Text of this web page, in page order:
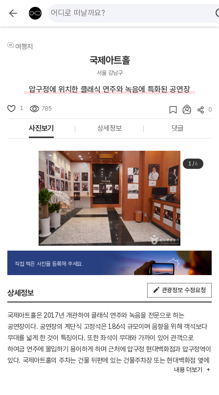
여행지
국제아트홀
서울 강남구
압구정에 위치한 클래식 연주와 녹음에 특화된 공연장
1 785 0
사진보기 상세정보 댓글
1/6
직접 찍은 사진을 등록해 주세요.
상세정보 관광정보 수정요청
국제아트홀은 2017년 개관하여 클래식 연주와 녹음을 전문으로 하는
공연장이다. 공연장의 계단식 고정석은 186석 규모이며 음향을 위해 객석보다
무대를 넓게 한 것이 특징이다. 또한 좌석이 무대와 가까이 있어 관객으로
하여금 연주에 몰입하기 용이하게 하며 근처에 압구정 현대백화점과 압구정역이
있다. 국제아트홀의 주차는 건물 뒤편에 있는 건물주차장 또는 현대백화점 옆에
위치한 압구정 공영주차장에서 할 수 있다. 국제아트홀은 압구정역 5번 출구
내용 더보기